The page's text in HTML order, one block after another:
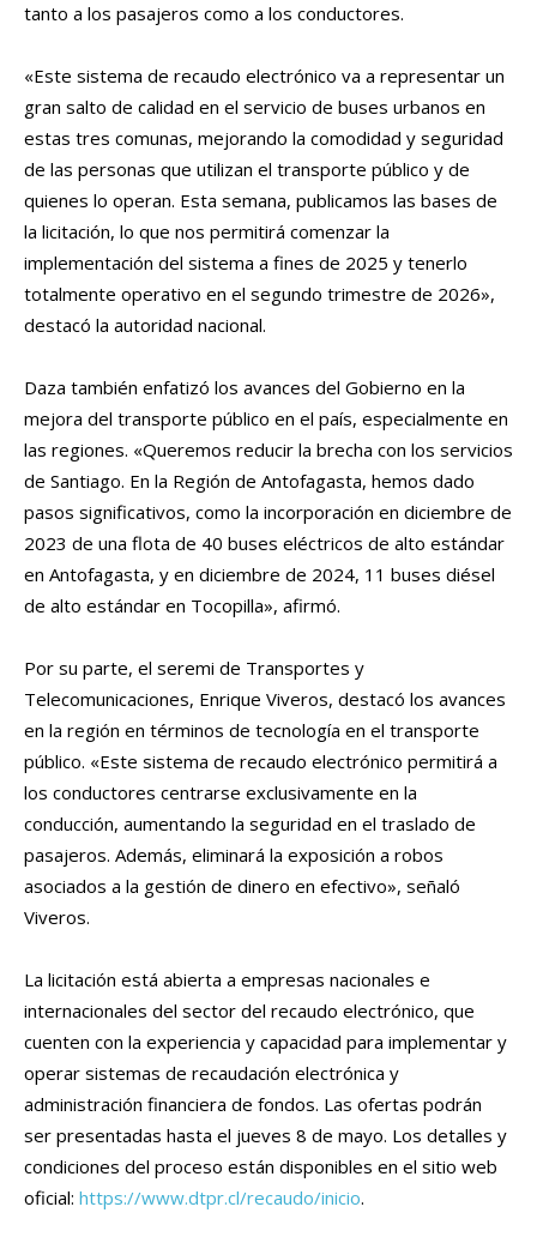
tanto a los pasajeros como a los conductores.
«Este sistema de recaudo electrónico va a representar un
gran salto de calidad en el servicio de buses urbanos en
estas tres comunas, mejorando la comodidad y seguridad
de las personas que utilizan el transporte público y de
quienes lo operan. Esta semana, publicamos las bases de
la licitación, lo que nos permitirá comenzar la
implementación del sistema a fines de 2025 y tenerlo
totalmente operativo en el segundo trimestre de 2026»,
destacó la autoridad nacional.
Daza también enfatizó los avances del Gobierno en la
mejora del transporte público en el país, especialmente en
las regiones. «Queremos reducir la brecha con los servicios
de Santiago. En la Región de Antofagasta, hemos dado
pasos significativos, como la incorporación en diciembre de
2023 de una flota de 40 buses eléctricos de alto estándar
en Antofagasta, y en diciembre de 2024, 11 buses diésel
de alto estándar en Tocopilla», afirmó.
Por su parte, el seremi de Transportes y
Telecomunicaciones, Enrique Viveros, destacó los avances
en la región en términos de tecnología en el transporte
público. «Este sistema de recaudo electrónico permitirá a
los conductores centrarse exclusivamente en la
conducción, aumentando la seguridad en el traslado de
pasajeros. Además, eliminará la exposición a robos
asociados a la gestión de dinero en efectivo», señaló
Viveros.
La licitación está abierta a empresas nacionales e
internacionales del sector del recaudo electrónico, que
cuenten con la experiencia y capacidad para implementar y
operar sistemas de recaudación electrónica y
administración financiera de fondos. Las ofertas podrán
ser presentadas hasta el jueves 8 de mayo. Los detalles y
condiciones del proceso están disponibles en el sitio web
oficial: https://www.dtpr.cl/recaudo/inicio.